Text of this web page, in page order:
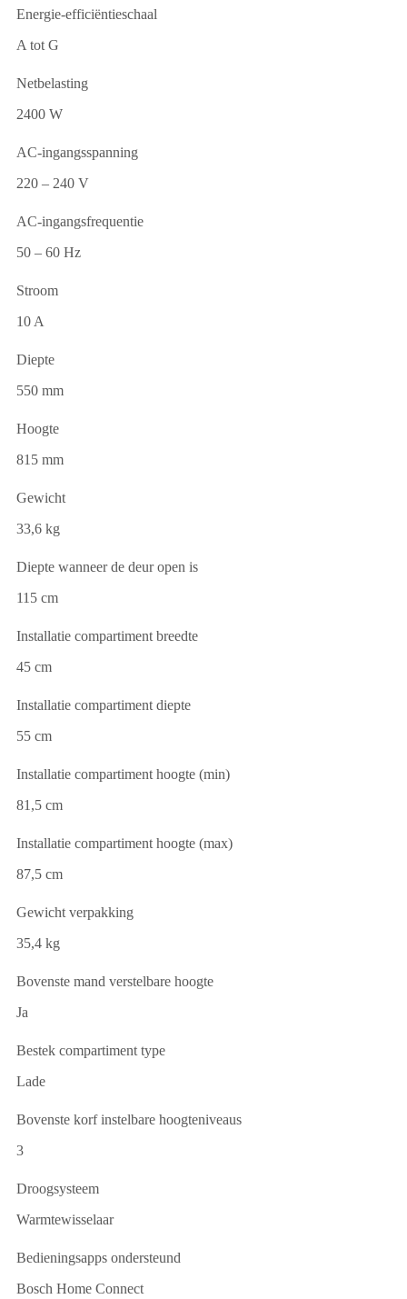
Energie-efficiëntieschaal
A tot G
Netbelasting
2400 W
AC-ingangsspanning
220 – 240 V
AC-ingangsfrequentie
50 – 60 Hz
Stroom
10 A
Diepte
550 mm
Hoogte
815 mm
Gewicht
33,6 kg
Diepte wanneer de deur open is
115 cm
Installatie compartiment breedte
45 cm
Installatie compartiment diepte
55 cm
Installatie compartiment hoogte (min)
81,5 cm
Installatie compartiment hoogte (max)
87,5 cm
Gewicht verpakking
35,4 kg
Bovenste mand verstelbare hoogte
Ja
Bestek compartiment type
Lade
Bovenste korf instelbare hoogteniveaus
3
Droogsysteem
Warmtewisselaar
Bedieningsapps ondersteund
Bosch Home Connect